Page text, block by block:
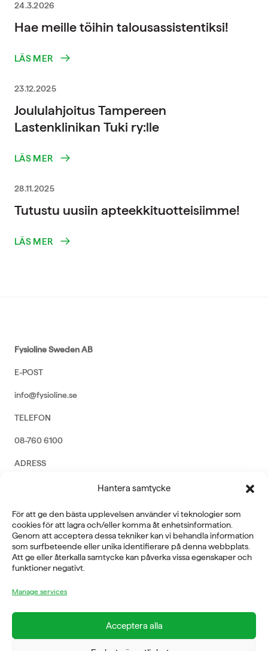
Hantera samtycke
För att ge den bästa upplevelsen använder vi teknologier som
cookies för att lagra och/eller komma åt enhetsinformation.
Genom att acceptera dessa tekniker kan vi behandla information
som surfbeteende eller unika identifierare på denna webbplats.
Att ge eller återkalla samtycke kan påverka vissa egenskaper och
funktioner negativt.
Manage services
Acceptera alla
24.3.2026
Hae meille töihin talousassistentiksi!
LÄS MER
23.12.2025
Joululahjoitus Tampereen
Lastenklinikan Tuki ry:lle
LÄS MER
28.11.2025
Tutustu uusiin apteekkituotteisiimme!
LÄS MER
Fysioline Sweden AB
E-POST
info@fysioline.se
TELEFON
08-760 6100
ADRESS
Rosendalsvägen 18b, SE-14143 Huddinge
VERKSAMHETSOMRÅDEN
REHABILITERING
GYM
ICE POWER
SERVICE
FÖRETAG
OM OSS